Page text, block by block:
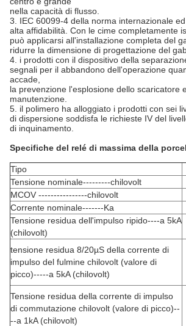
nella capacità di flusso.
3. IEC 60099-4 della norma internazionale
alta affidabilità. Con le cime completamente
può applicarsi all'installazione completa del
ridurre la dimensione di progettazione del
4. i prodotti con il dispositivo della
segnali per il abbandono dell'operazione
accade,
la prevenzione l'esplosione dello scaricatore
manutenzione.
5. il polimero ha alloggiato i prodotti con sei
di dispersione soddisfa le richieste IV del
di inquinamento.
Specifiche del relé di massima della
Tipo
Tensione nominale---------chilovolt
MCOV ----------------chilovolt
Corrente nominale-------Ka
Tensione residua dell'impulso ripido----a 5kA
(chilovolt)
tensione residua 8/20µS della corrente di
impulso del fulmine chilovolt (valore di
picco)-----a 5kA (chilovolt)
Tensione residua della corrente di impulso
di commutazione chilovolt (valore di picco)--
--a 1kA (chilovolt)